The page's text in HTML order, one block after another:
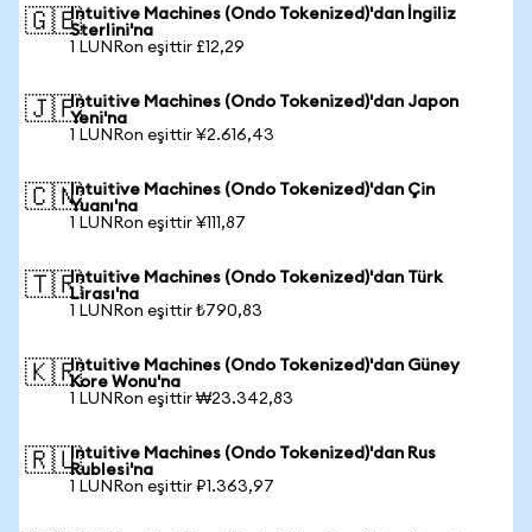
🇬🇧Intuitive Machines (Ondo Tokenized)'dan İngiliz
Sterlini'na
1 LUNRon eşittir £12,29
🇯🇵Intuitive Machines (Ondo Tokenized)'dan Japon
Yeni'na
1 LUNRon eşittir ¥2.616,43
🇨🇳Intuitive Machines (Ondo Tokenized)'dan Çin
Yuanı'na
1 LUNRon eşittir ¥111,87
🇹🇷Intuitive Machines (Ondo Tokenized)'dan Türk
Lirası'na
1 LUNRon eşittir ₺790,83
🇰🇷Intuitive Machines (Ondo Tokenized)'dan Güney
Kore Wonu'na
1 LUNRon eşittir ₩23.342,83
🇷🇺Intuitive Machines (Ondo Tokenized)'dan Rus
Rublesi'na
1 LUNRon eşittir ₽1.363,97